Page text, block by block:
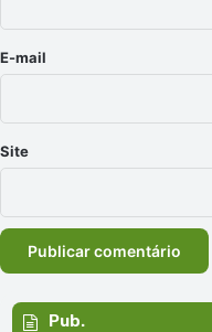
*
E-mail
Site
Pub.